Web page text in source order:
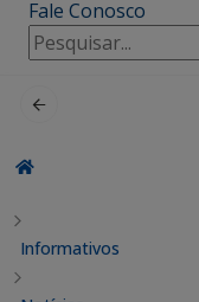
Fale Conosco
Pesquisar
por:
Informativos